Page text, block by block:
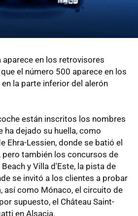
aparece en los retrovisores
el número 500 aparece en los
la parte inferior del alerón
están inscritos los nombres
ha dejado su huella, como
Ehra-Lessien, donde se batió el
pero también los concursos de
y Villa d'Este, la pista de
se invitó a los clientes a probar
así como Mónaco, el circuito de
supuesto, el Château Saint-
en Alsacia.